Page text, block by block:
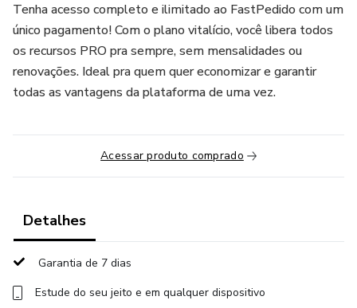
Tenha acesso completo e ilimitado ao FastPedido com um
único pagamento! Com o plano vitalício, você libera todos
os recursos PRO pra sempre, sem mensalidades ou
renovações. Ideal pra quem quer economizar e garantir
todas as vantagens da plataforma de uma vez.
Acessar produto comprado
Detalhes
Garantia de 7 dias
Estude do seu jeito e em qualquer dispositivo